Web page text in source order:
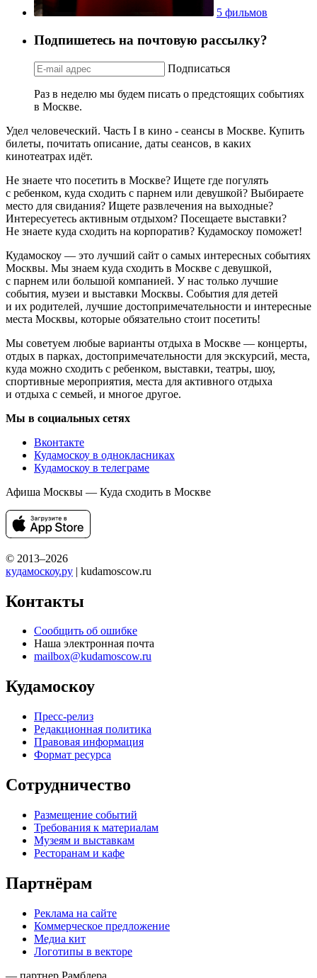
5 фильмов
Подпишетесь на почтовую рассылку?
Подписаться
Раз в неделю мы будем писать о предстоящих событиях
в Москве.
Удел человеческий. Часть I в кино - сеансы в Москве. Купить
билеты, почитать описание, даты сеансов, в каких
кинотеатрах идёт.
Не знаете что посетить в Москве? Ищете где погулять
с ребенком, куда сходить с парнем или девушкой? Выбираете
место для свидания? Ищете развлечения на выходные?
Интересуетесь активным отдыхом? Посещаете выставки?
Не знаете куда сходить на корпоратив? Кудамоскоу поможет!
Кудамоскоу — это лучший сайт о самых интересных событиях
Москвы. Мы знаем куда сходить в Москве с девушкой,
с парнем или большой компанией. У нас только лучшие
события, музеи и выставки Москвы. События для детей
и их родителей, лучшие достопримечательности и интересные
места Москвы, которые обязательно стоит посетить!
Мы советуем любые варианты отдыха в Москве — концерты,
отдых в парках, достопримечательности для экскурсий, места,
куда можно сходить с ребенком, выставки, театры, шоу,
спортивные мероприятия, места для активного отдыха
и отдыха с семьей, и многое другое.
Мы в социальных сетях
Вконтакте
Кудамоскоу в однокласниках
Кудамоскоу в телеграме
Афиша Москвы — Куда сходить в Москве
© 2013–2026
кудамоскоу.ру | kudamoscow.ru
Контакты
Сообщить об ошибке
Наша электронная почта
mailbox@kudamoscow.ru
Кудамоскоу
Пресс-релиз
Редакционная политика
Правовая информация
Формат ресурса
Сотрудничество
Размещение событий
Требования к материалам
Музеям и выставкам
Ресторанам и кафе
Партнёрам
Реклама на сайте
Коммерческое предложение
Медиа кит
Логотипы в векторе
— партнер Рамблера